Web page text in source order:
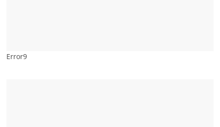
Error9